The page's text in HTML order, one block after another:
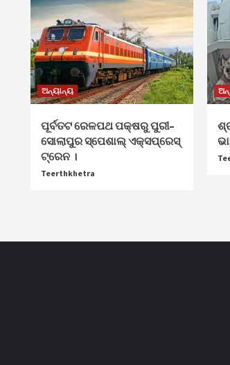
ଅନ୍ୟାନ୍ୟ
ପୂର୍ବତଟ ରେଳପଥ ପକ୍ଷରୁ ପୁରୀ–
ସୋଲାପୁର ସ୍ପେଶାଲ୍ ଏକ୍ସପ୍ରେସ୍
ଟ୍ରେନ ।
Teerthkhetra